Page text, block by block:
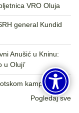
VRO Oluja
general Kundid
Anušić u Kninu:
u Oluji’
kampu
Pogledaj sve